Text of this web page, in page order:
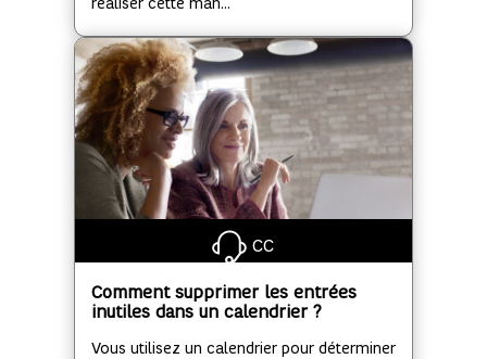
réaliser cette man...
CC
Comment supprimer les entrées
inutiles dans un calendrier ?
Vous utilisez un calendrier pour déterminer